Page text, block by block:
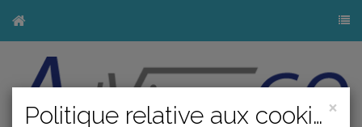
×
Politique relative aux cookies